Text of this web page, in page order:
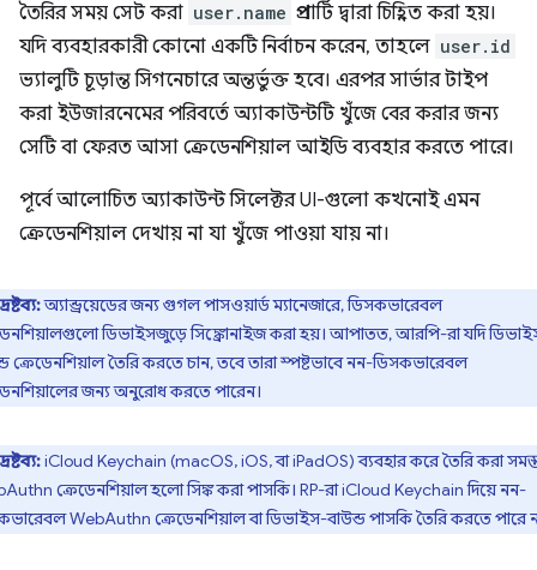
তৈরির সময় সেট করা user.name প্রপার্টি দ্বারা চিহ্নিত করা হয়।
যদি ব্যবহারকারী কোনো একটি নির্বাচন করেন, তাহলে user.id
ভ্যালুটি চূড়ান্ত সিগনেচারে অন্তর্ভুক্ত হবে। এরপর সার্ভার টাইপ
করা ইউজারনেমের পরিবর্তে অ্যাকাউন্টটি খুঁজে বের করার জন্য
সেটি বা ফেরত আসা ক্রেডেনশিয়াল আইডি ব্যবহার করতে পারে।
পূর্বে আলোচিত অ্যাকাউন্ট সিলেক্টর UI-গুলো কখনোই এমন
ক্রেডেনশিয়াল দেখায় না যা খুঁজে পাওয়া যায় না।
দ্রষ্টব্য:অ্যান্ড্রয়েডের জন্য গুগল পাসওয়ার্ড ম্যানেজারে, ডিসকভারেবল
ডিভাইসজুড়ে সিঙ্ক্রোনাইজ করা হয়। আপাতত, আরপি-রা যদি
ক্রেডেনশিয়াল তৈরি করতে চান, তবে তারা স্পষ্টভাবে নন-ডিসকভারেবল
জন্য অনুরোধ করতে পারেন।
দ্রষ্টব্য:iCloud Keychain (macOS, iOS, বা iPadOS) ব্যবহার করে তৈরি করা
ক্রেডেনশিয়াল হলো সিঙ্ক করা পাসকি। RP-রা iCloud Keychain দিয়ে নন-
WebAuthn ক্রেডেনশিয়াল বা ডিভাইস-বাউন্ড পাসকি তৈরি করতে পারে